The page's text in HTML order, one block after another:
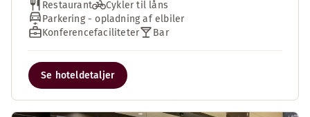
Restaurant
Cykler til låns
Parkering - opladning af elbiler
Konferencefaciliteter
Bar
Se hoteldetaljer